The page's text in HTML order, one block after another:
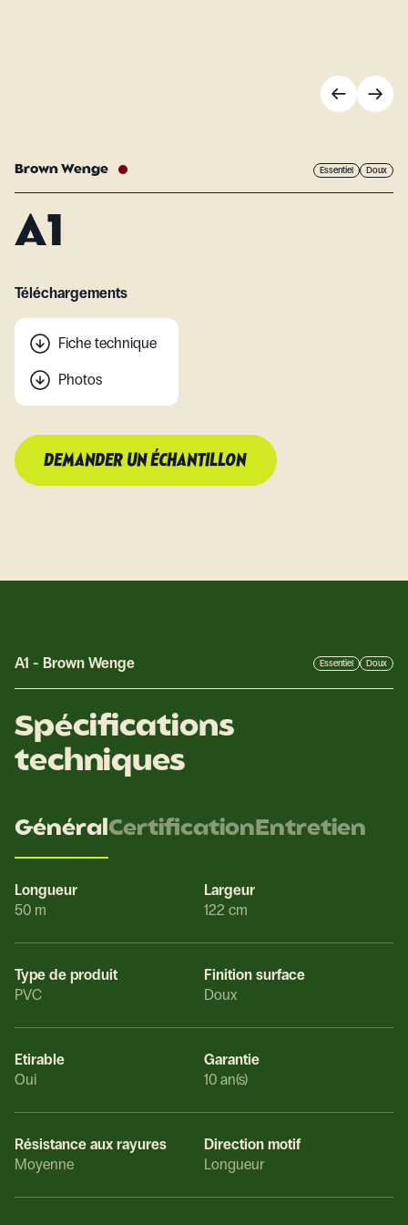
Brown Wenge Essentiel Doux
A1
Téléchargements
Fiche technique
Photos
DEMANDER UN ÉCHANTILLON
A1 - Brown Wenge Essentiel Doux
Spécifications
techniques
GénéralCertificationEntretien
Longueur
50 m
Largeur
122 cm
Type de produit
PVC
Finition surface
Doux
Etirable
Oui
Garantie
10 an(s)
Résistance aux rayures
Moyenne
Direction motif
Longueur